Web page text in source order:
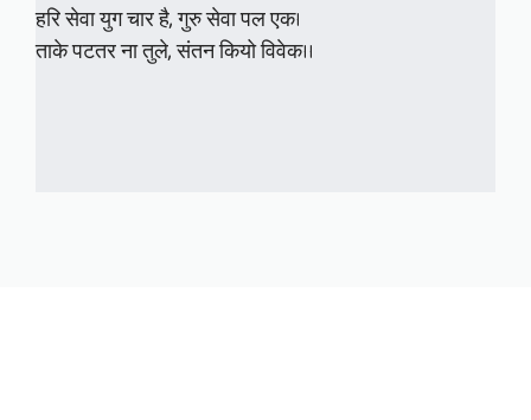
हरि सेवा युग चार है, गुरु सेवा पल एक।
ताके पटतर ना तुले, संतन कियो विवेक।।